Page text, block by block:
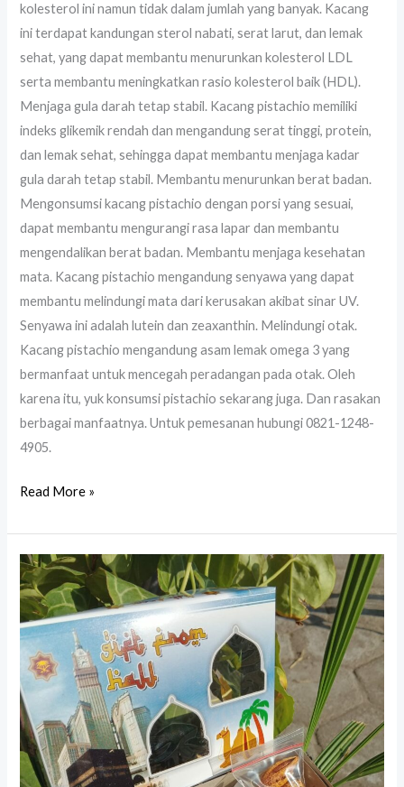
kolesterol ini namun tidak dalam jumlah yang banyak. Kacang
ini terdapat kandungan sterol nabati, serat larut, dan lemak
sehat, yang dapat membantu menurunkan kolesterol LDL
serta membantu meningkatkan rasio kolesterol baik (HDL).
Menjaga gula darah tetap stabil. Kacang pistachio memiliki
indeks glikemik rendah dan mengandung serat tinggi, protein,
dan lemak sehat, sehingga dapat membantu menjaga kadar
gula darah tetap stabil. Membantu menurunkan berat badan.
Mengonsumsi kacang pistachio dengan porsi yang sesuai,
dapat membantu mengurangi rasa lapar dan membantu
mengendalikan berat badan. Membantu menjaga kesehatan
mata. Kacang pistachio mengandung senyawa yang dapat
membantu melindungi mata dari kerusakan akibat sinar UV.
Senyawa ini adalah lutein dan zeaxanthin. Melindungi otak.
Kacang pistachio mengandung asam lemak omega 3 yang
bermanfaat untuk mencegah peradangan pada otak. Oleh
karena itu, yuk konsumsi pistachio sekarang juga. Dan rasakan
berbagai manfaatnya. Untuk pemesanan hubungi 0821-1248-
4905.
Read More »
Paket
Oleh
Oleh
Haji
Umroh
Termurah
di
Yogyakarta